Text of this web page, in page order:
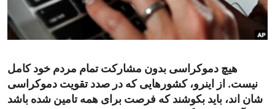
ENVIRONMENT AND HEALTH
IDEALS AND INSTITUTIONS
هیچ دموکراسی بدون مشارکت تمام مردم خود کامل
نیست. از اینرو، کشورهایی که در صدد تقویت دموکراسی
شان اند، باید بکوشند که فرصت برای همه تامین شده باشد